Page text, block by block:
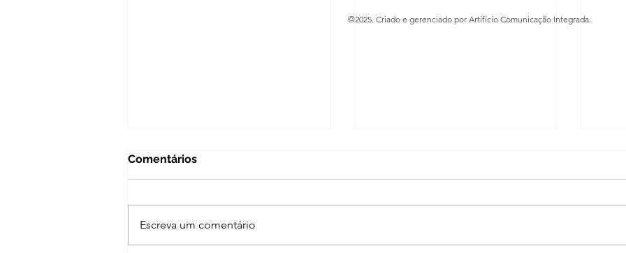
Comentários
Escreva um comentário
©2025. Criado e gerenciado por Artifício Comunicação Integrada.